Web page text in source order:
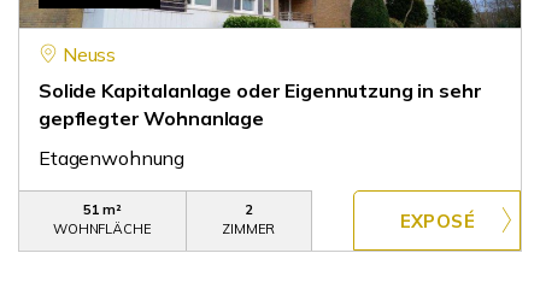
Neuss
Solide Kapitalanlage oder Eigennutzung in sehr
gepflegter Wohnanlage
Etagenwohnung
51 m²
WOHNFLÄCHE
2
ZIMMER